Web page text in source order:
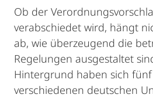
Ob der
verabschiedet wird, hängt
ab, wie überzeugend die
Regelungen ausgestaltet
Hintergrund haben sich
verschiedenen deutschen